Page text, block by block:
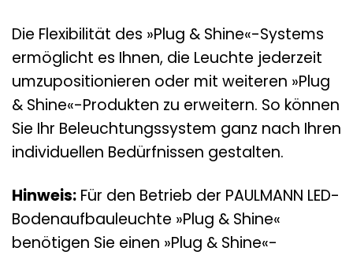
Die Flexibilität des »Plug & Shine«-Systems
ermöglicht es Ihnen, die Leuchte jederzeit
umzupositionieren oder mit weiteren »Plug
& Shine«-Produkten zu erweitern. So können
Sie Ihr Beleuchtungssystem ganz nach Ihren
individuellen Bedürfnissen gestalten.
Hinweis: Für den Betrieb der PAULMANN LED-
Bodenaufbauleuchte »Plug & Shine«
benötigen Sie einen »Plug & Shine«-